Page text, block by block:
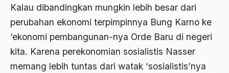
Kalau dibandingkan mungkin lebih besar dari
perubahan ekonomi terpimpinnya Bung Karno ke
‘ekonomi pembangunan-nya Orde Baru di negeri
kita. Karena perekonomian sosialistis Nasser
memang lebih tuntas dari watak ‘sosialistis’nya
1975
1974
1972
Afrika utara
Agama & Negara
Agama Asli